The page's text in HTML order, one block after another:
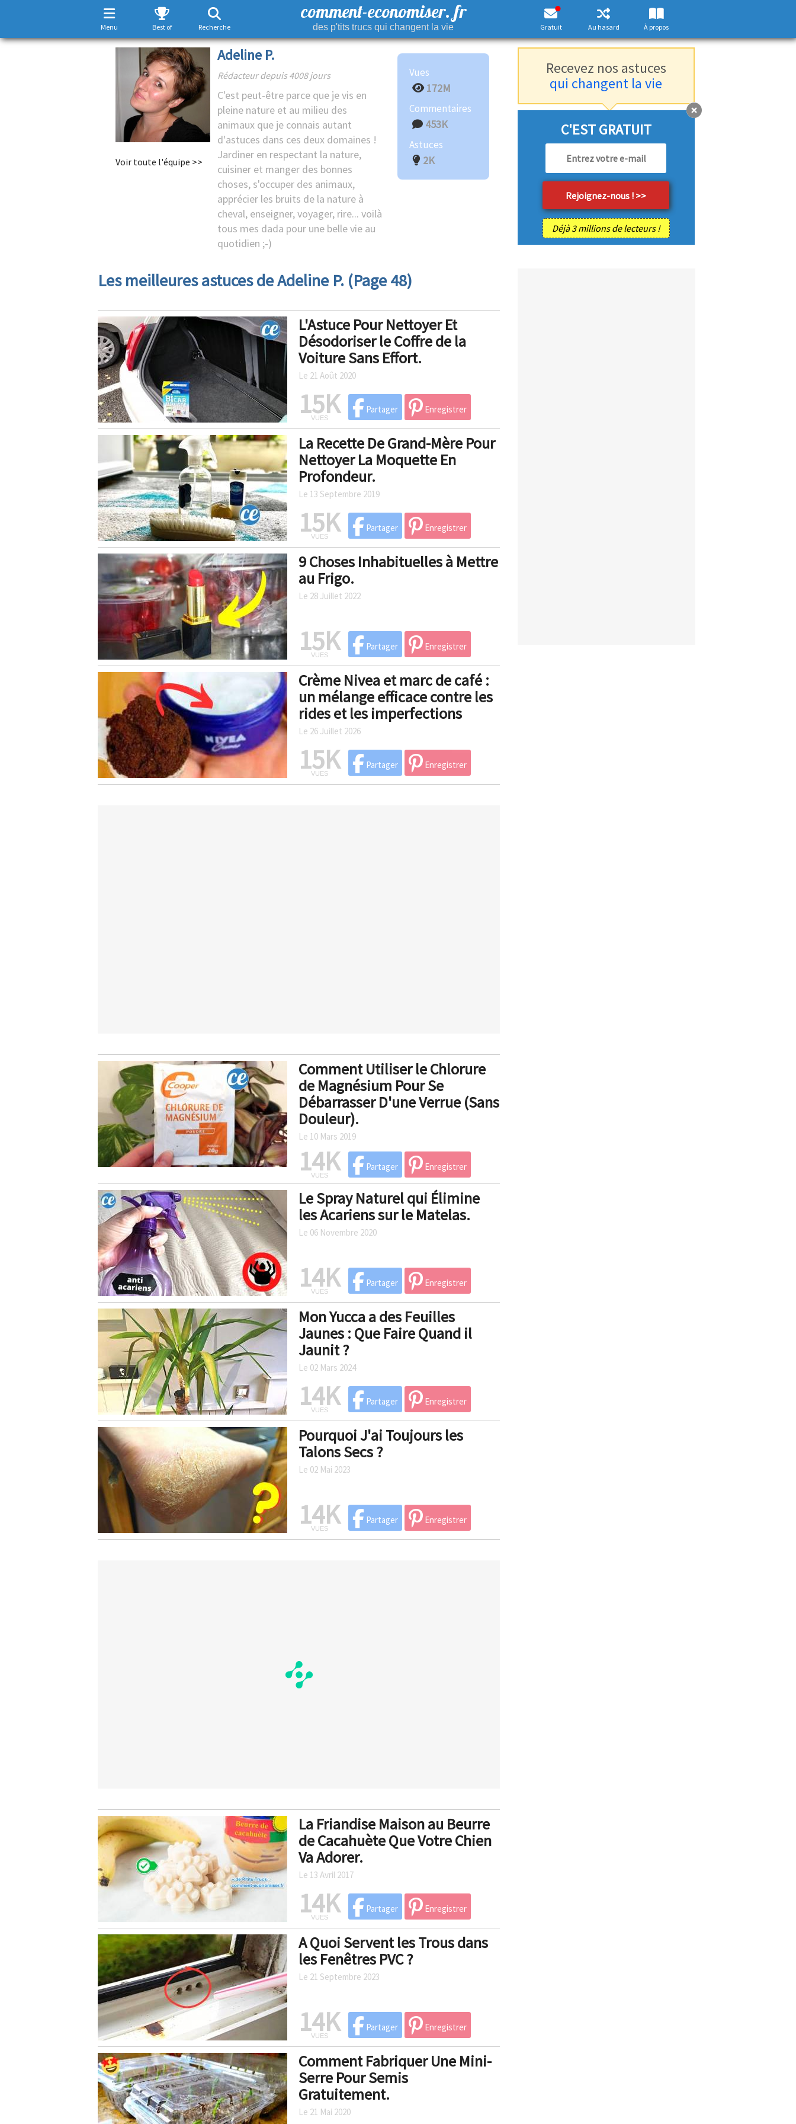
Menu Best of Recherche
comment-economiser. fr
des p'tits trucs qui changent la vie Gratuit Au hasard À propos
Voir toute l'équipe >>
Adeline P.
Rédacteur depuis 4008 jours
C'est peut-être parce que je vis en
pleine nature et au milieu des
animaux que je connais autant
d'astuces dans ces deux domaines !
Jardiner en respectant la nature,
cuisiner et manger des bonnes
choses, s'occuper des animaux,
apprécier les bruits de la nature à
cheval, enseigner, voyager, rire... voilà
tous mes dada pour une belle vie au
quotidien ;-)
Vues
172M
Commentaires
453K
Astuces
2K
Les meilleures astuces de Adeline P. (Page 48)
L'Astuce Pour Nettoyer Et
Désodoriser le Coffre de la
Voiture Sans Effort.
Le 21 Août 2020
15K
VUES
Partager Enregistrer
La Recette De Grand-Mère Pour
Nettoyer La Moquette En
Profondeur.
Le 13 Septembre 2019
15K
VUES
Partager Enregistrer
9 Choses Inhabituelles à Mettre
au Frigo.
Le 28 Juillet 2022
15K
VUES
Partager Enregistrer
Crème Nivea et marc de café :
un mélange efficace contre les
rides et les imperfections
Le 26 Juillet 2026
15K
VUES
Partager Enregistrer
Comment Utiliser le Chlorure
de Magnésium Pour Se
Débarrasser D'une Verrue (Sans
Douleur).
Le 10 Mars 2019
14K
VUES
Partager Enregistrer
Le Spray Naturel qui Élimine
les Acariens sur le Matelas.
Le 06 Novembre 2020
14K
VUES
Partager Enregistrer
Mon Yucca a des Feuilles
Jaunes : Que Faire Quand il
Jaunit ?
Le 02 Mars 2024
14K
VUES
Partager Enregistrer
Pourquoi J'ai Toujours les
Talons Secs ?
Le 02 Mai 2023
14K
VUES
Partager Enregistrer
La Friandise Maison au Beurre
de Cacahuète Que Votre Chien
Va Adorer.
Le 13 Avril 2017
14K
VUES
Partager Enregistrer
A Quoi Servent les Trous dans
les Fenêtres PVC ?
Le 21 Septembre 2023
14K
VUES
Partager Enregistrer
Comment Fabriquer Une Mini-
Serre Pour Semis
Gratuitement.
Le 21 Mai 2020
Recevez nos astuces
qui changent la vie
C'EST GRATUIT
Déjà 3 millions de lecteurs !